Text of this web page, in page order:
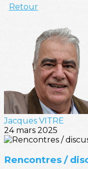
Retour
Jacques VITRE
24 mars 2025
Rencontres /